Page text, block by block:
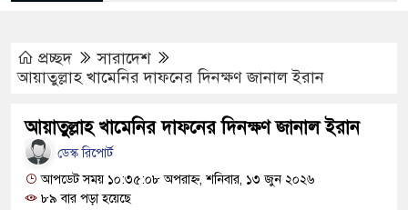
মসজিদ থেকে খুলে ফেলা হচ্ছে মাইক, শুভেন্দু বলছেন-
সবাইকে ঐক্যবদ্ধ থাকার আহ্বান পানিসম্পদমন্ত্রীর
মেহেরপুরে জামায়াতের স্মারকলিপি
প্রচ্ছদ
সারাদেশ
আয়াতুল্লাহ খামেনির দাফনের দিনক্ষণ জানাল ইরান
আয়াতুল্লাহ খামেনির দাফনের দিনক্ষণ জানাল ইরান
ডেস্ক রিপোর্ট
আপডেট সময় ১০:৩৫:০৮ অপরাহ্ন, শনিবার, ১৩ জুন ২০২৬
৮৯ বার পড়া হয়েছে